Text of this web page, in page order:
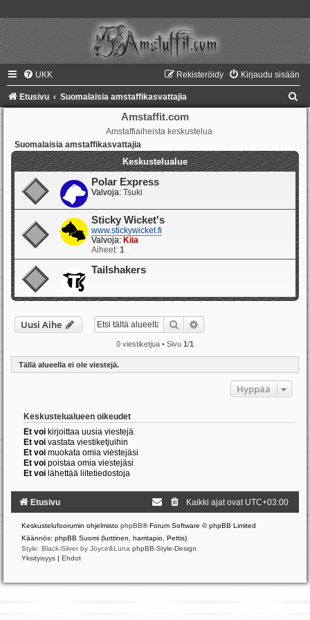
UKK Kirjaudu sisään
Rekisteröidy
Etusivu Suomalaisia amstaffikasvattajia
Amstaffit.com
Amstaffiaiheista keskustelua
Suomalaisia amstaffikasvattajia
Keskustelualue
Polar Express
Valvoja: Tsuki
Sticky Wicket's
www.stickywicket.fi
Valvoja: Kiia
Aiheet: 1
Tailshakers
Uusi Aihe Etsi
0 viestiketjua • Sivu 1/1
Tällä alueella ei ole viestejä.
Hyppää
Keskustelualueen oikeudet
Et voi kirjoittaa uusia viestejä
Et voi vastata viestiketjuihin
Et voi muokata omia viestejäsi
Et voi poistaa omia viestejäsi
Et voi lähettää liitetiedostoja
Etusivu Kaikki ajat ovat UTC+03:00
Keskustelufoorumin ohjelmisto phpBB® Forum Software © phpBB Limited
Käännös: phpBB Suomi (lurttinen, harritapio, Pettis)
Style: Black-Silver by Joyce&Luna phpBB-Style-Design
Yksityisyys | Ehdot